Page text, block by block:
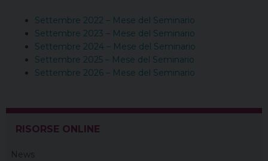
Settembre 2022 – Mese del Seminario
Settembre 2023 – Mese del Seminario
Settembre 2024 – Mese del Seminario
Settembre 2025 – Mese del Seminario
Settembre 2026 – Mese del Seminario
RISORSE ONLINE
News